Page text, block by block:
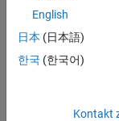
Ihren
entsprechen,
werden
unseres
English
日本 (日本語)
한국 (한국어)
Kontakt